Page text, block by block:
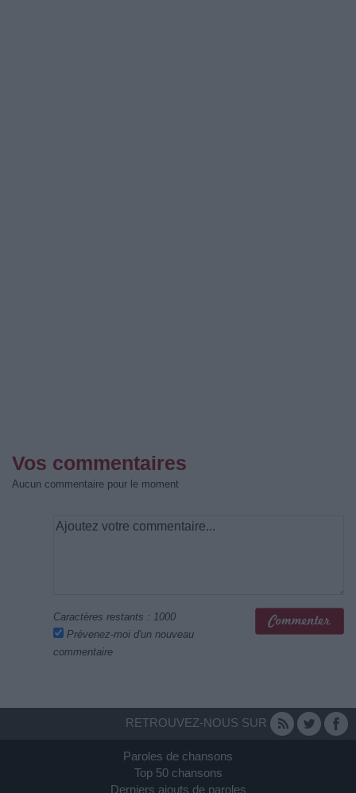
Vos commentaires
Aucun commentaire pour le moment
Caractères restants : 1000
Prévenez-moi d'un nouveau
commentaire
RETROUVEZ-NOUS SUR
Paroles de chansons
Top 50 chansons
Derniers ajouts de paroles